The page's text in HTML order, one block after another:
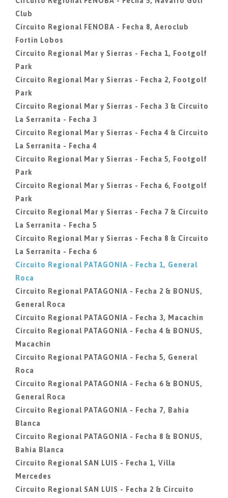
Club
Circuito Regional FENOBA - Fecha 8, Aeroclub
Fortin Lobos
Circuito Regional Mar y Sierras - Fecha 1, Footgolf
Park
Circuito Regional Mar y Sierras - Fecha 2, Footgolf
Park
Circuito Regional Mar y Sierras - Fecha 3 & Circuito
La Serranita - Fecha 3
Circuito Regional Mar y Sierras - Fecha 4 & Circuito
La Serranita - Fecha 4
Circuito Regional Mar y Sierras - Fecha 5, Footgolf
Park
Circuito Regional Mar y Sierras - Fecha 6, Footgolf
Park
Circuito Regional Mar y Sierras - Fecha 7 & Circuito
La Serranita - Fecha 5
Circuito Regional Mar y Sierras - Fecha 8 & Circuito
La Serranita - Fecha 6
Circuito Regional PATAGONIA - Fecha 1, General
Roca
Circuito Regional PATAGONIA - Fecha 2 & BONUS,
General Roca
Circuito Regional PATAGONIA - Fecha 3, Macachin
Circuito Regional PATAGONIA - Fecha 4 & BONUS,
Macachin
Circuito Regional PATAGONIA - Fecha 5, General
Roca
Circuito Regional PATAGONIA - Fecha 6 & BONUS,
General Roca
Circuito Regional PATAGONIA - Fecha 7, Bahia
Blanca
Circuito Regional PATAGONIA - Fecha 8 & BONUS,
Bahia Blanca
Circuito Regional SAN LUIS - Fecha 1, Villa
Mercedes
Circuito Regional SAN LUIS - Fecha 2 & Circuito